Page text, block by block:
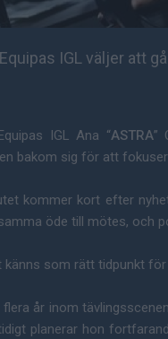
IGL väljer att
IGL Ana “ASTRA”
bakom sig för att
kommer kort efter
öde till mötes, och
känns som rätt tidpunkt
flera år inom
planerar hon